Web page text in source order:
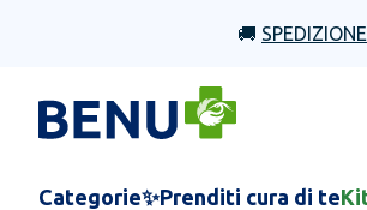
🚚
Categorie✨Prenditi cura di te